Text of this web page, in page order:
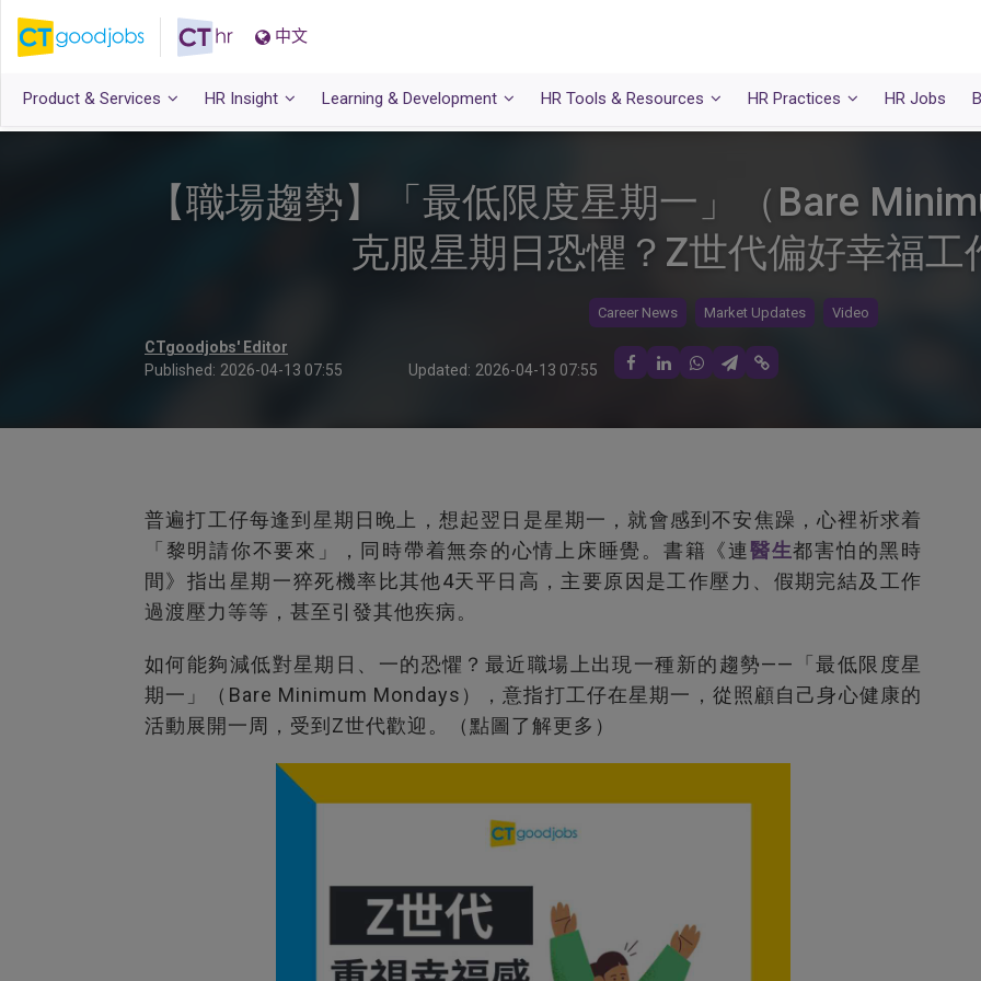
中文
Product & Services HR Insight Learning & Development HR Tools & Resources HR Practices HR Jobs
【職場趨勢】「最低限度星期一」（Bare
克服星期日恐懼？Z世代偏好幸福工
Career News Market Updates Video
CTgoodjobs' Editor
Published: 2026-04-13 07:55 Updated: 2026-04-13 07:55
普遍打工仔每逢到星期日晚上，想起翌日是星期一，就會感到不安焦躁，心裡祈求着
「黎明請你不要來」，同時帶着無奈的心情上床睡覺。書籍《連醫生都害怕的黑時
間》指出星期一猝死機率比其他4天平日高，主要原因是工作壓力、假期完結及工作
過渡壓力等等，甚至引發其他疾病。
如何能夠減低對星期日、一的恐懼？最近職場上出現一種新的趨勢——「最低限度星
期一」（Bare Minimum Mondays），意指打工仔在星期一，從照顧自己身心健康的
活動展開一周，受到Z世代歡迎。（點圖了解更多）